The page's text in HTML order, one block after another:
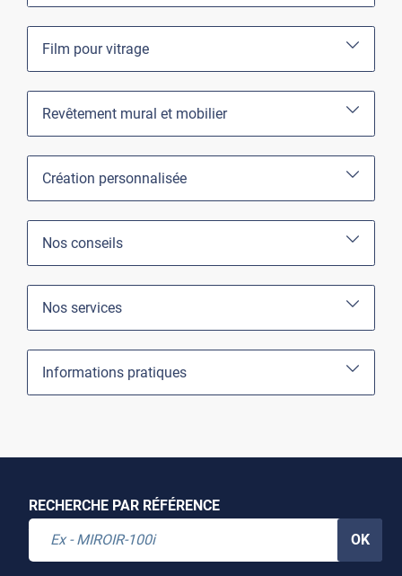
Film pour vitrage
Revêtement mural et mobilier
Création personnalisée
Nos conseils
Nos services
Informations pratiques
RECHERCHE PAR RÉFÉRENCE
OK